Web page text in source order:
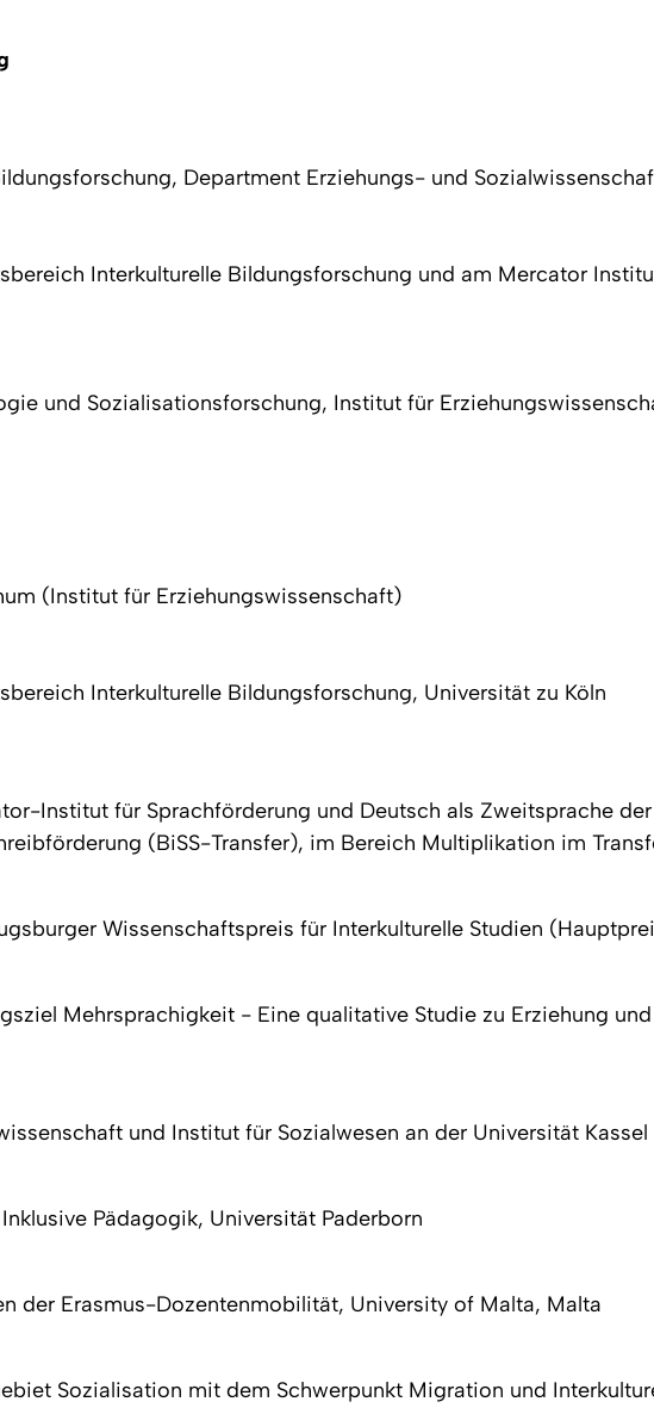
Department Erziehungs- und
Interkulturelle Bildungsforschung und am Mercator
und Sozialisationsforschung, Institut für
(Institut für Erziehungswissenschaft)
Interkulturelle Bildungsforschung, Universität zu Köln
Institut für Sprachförderung und Deutsch als Zweitsprache
(BiSS-Transfer), im Bereich Multiplikation im
Wissenschaftspreis für Interkulturelle Studien
Mehrsprachigkeit - Eine qualitative Studie zu Erziehung
und Institut für Sozialwesen an der Universität Kassel
Pädagogik, Universität Paderborn
der Erasmus-Dozentenmobilität, University of Malta, Malta
Sozialisation mit dem Schwerpunkt Migration und